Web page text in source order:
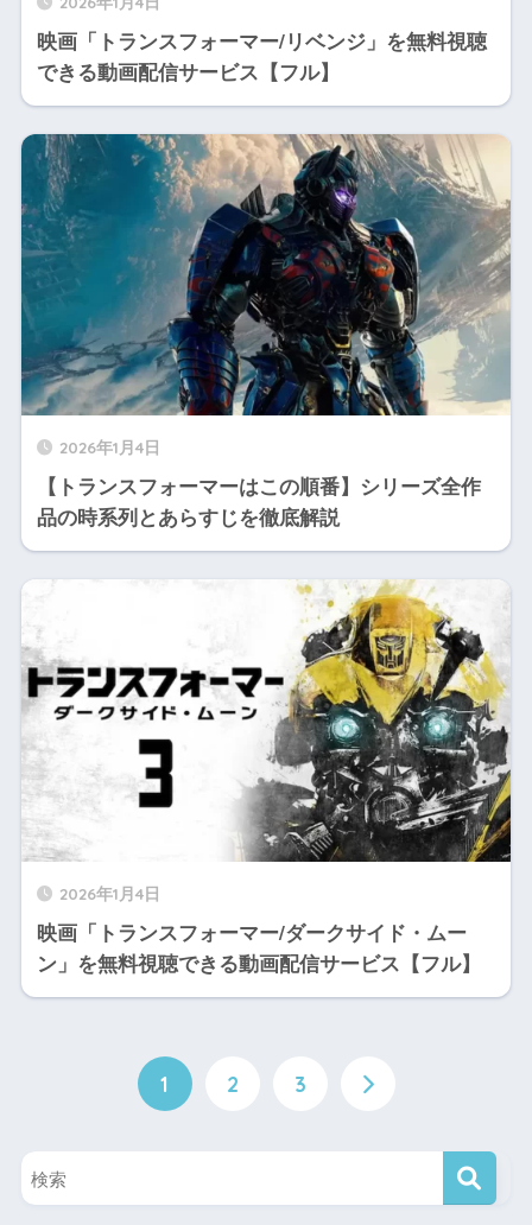
映画「トランスフォーマー/リベンジ」を無料視聴
できる動画配信サービス【フル】
2026年1月4日
【トランスフォーマーはこの順番】シリーズ全作
品の時系列とあらすじを徹底解説
2026年1月4日
映画「トランスフォーマー/ダークサイド・ムー
ン」を無料視聴できる動画配信サービス【フル】
1 2 3